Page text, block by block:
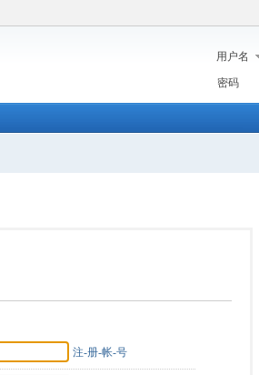
用户名
密码
注-册-帐-号